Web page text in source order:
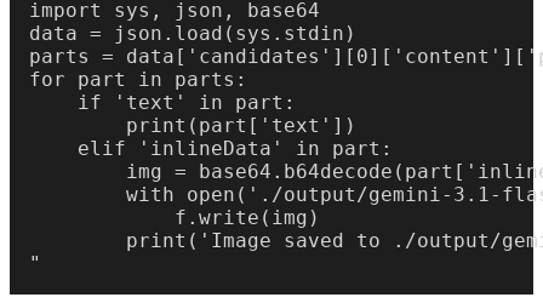
import sys, json, base64
data = json.load(sys.stdin)
parts =
for part in parts:
    if 'text' in part:
        print(part['text'])
    elif 'inlineData' in part:
img =
with open('./output/gemini-3.1-
            f.write(img)
print('Image saved to ./output/
"